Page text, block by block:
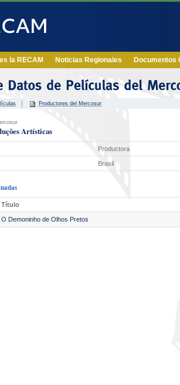
la RECAM Noticias Regionales Documentos
Productores del Mercosur
Artísticas
Productora
Brasil
Título
O Demoninho de Olhos Pretos